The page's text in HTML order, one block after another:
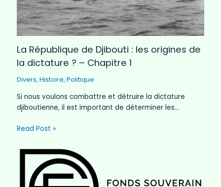
La République de Djibouti : les origines de
la dictature ? – Chapitre 1
Divers,Histoire,Politique
Si nous voulons combattre et détruire la dictature
djiboutienne, il est important de déterminer les…
Read Post »